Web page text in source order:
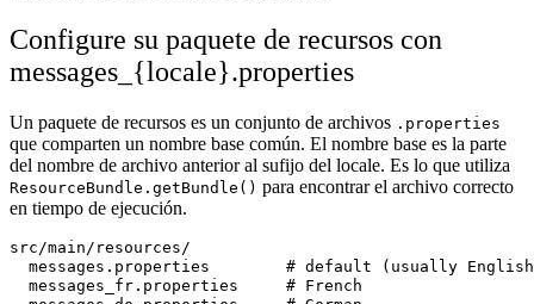
Configure su paquete de recursos con
messages_{locale}.properties
Un paquete de recursos es un conjunto de archivos .properties
que comparten un nombre base común. El nombre base es la parte
del nombre de archivo anterior al sufijo del locale. Es lo que utiliza
ResourceBundle.getBundle() para encontrar el archivo correcto
en tiempo de ejecución.
src/main/resources/
messages.properties        # default (usually
  messages_fr.properties     # French